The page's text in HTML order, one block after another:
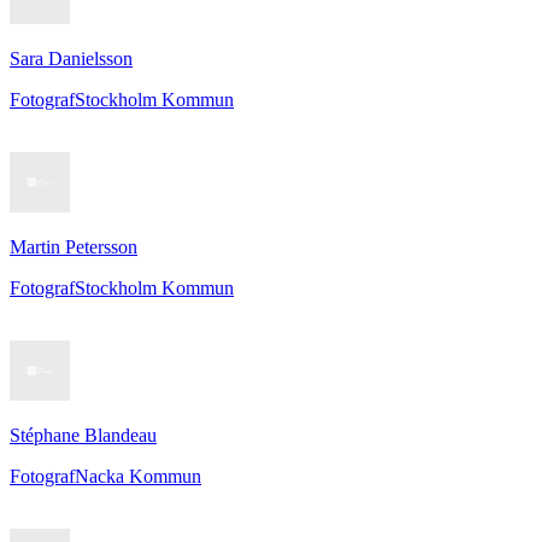
Sara Danielsson
FotografStockholm Kommun
Martin Petersson
FotografStockholm Kommun
Stéphane Blandeau
FotografNacka Kommun